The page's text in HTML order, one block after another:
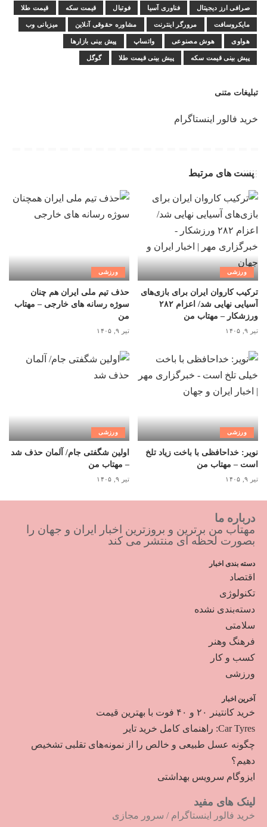
صرافی ارز دیجیتال فناوری آسیا فوتبال قیمت سکه قیمت طلا
مایکروسافت مرورگر اینترنت مشاوره حقوقی آنلاین میزبانی وب
هواوی هوش مصنوعی واتساپ پیش بینی بازارها
پیش بینی قیمت سکه پیش بینی قیمت طلا گوگل
تبلیغات متنی
خرید فالور اینستاگرام
پست های مرتبط
ورزشی
ترکیب کاروان ایران برای بازی‌های
آسیایی نهایی شد/ اعزام ۲۸۲
ورزشکار – مهتاب من
تیر ۹, ۱۴۰۵
ورزشی
حذف تیم ملی ایران هم چنان
سوژه رسانه های خارجی – مهتاب
من
تیر ۹, ۱۴۰۵
ورزشی
نویر: خداحافظی با باخت زیاد تلخ
است – مهتاب من
تیر ۹, ۱۴۰۵
ورزشی
اولین شگفتی جام/ آلمان حذف شد
– مهتاب من
تیر ۹, ۱۴۰۵
درباره ما
مهتاب من برترین و بروزترین اخبار ایران و جهان را
بصورت لحظه ای منتشر می کند
دسته بندی اخبار
اقتصاد
تکنولوژی
دسته‌بندی نشده
سلامتی
فرهنگ وهنر
کسب و کار
ورزشی
آخرین اخبار
خرید کانتینر ۲۰ و ۴۰ فوت با بهترین قیمت
Car Tyres: راهنمای کامل خرید تایر
چگونه عسل طبیعی و خالص را از نمونه‌های تقلبی تشخیص
دهیم؟
ایزوگام سرویس بهداشتی
لینک های مفید
خرید فالور اینستاگرام / سرور مجازی